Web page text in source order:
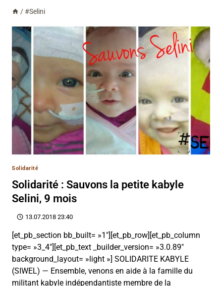
/ #Selini
Solidarité
Solidarité : Sauvons la petite kabyle
Selini, 9 mois
13.07.2018 23:40
[et_pb_section bb_built= »1″][et_pb_row][et_pb_column
type= »3_4″][et_pb_text _builder_version= »3.0.89″
background_layout= »light »] SOLIDARITE KABYLE
(SIWEL) — Ensemble, venons en aide à la famille du
militant kabyle indépendantiste membre de la